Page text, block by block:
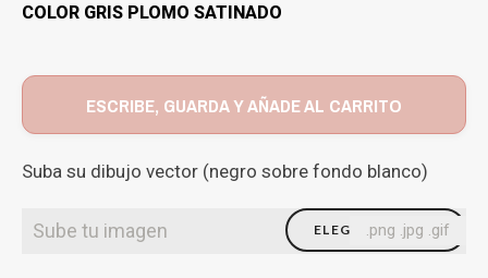
COLOR GRIS PLOMO SATINADO
ESCRIBE, GUARDA Y AÑADE AL CARRITO
Suba su dibujo vector (negro sobre fondo blanco)
Sube tu imagen ELEGIR FICHERO
.png .jpg .gif